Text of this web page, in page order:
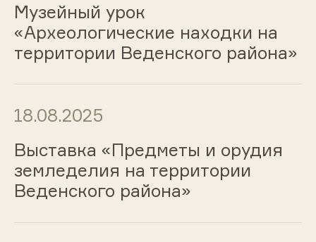
Музейный урок
«Археологические находки на
территории Веденского района»
18.08.2025
Выставка «Предметы и орудия
земледелия на территории
Веденского района»